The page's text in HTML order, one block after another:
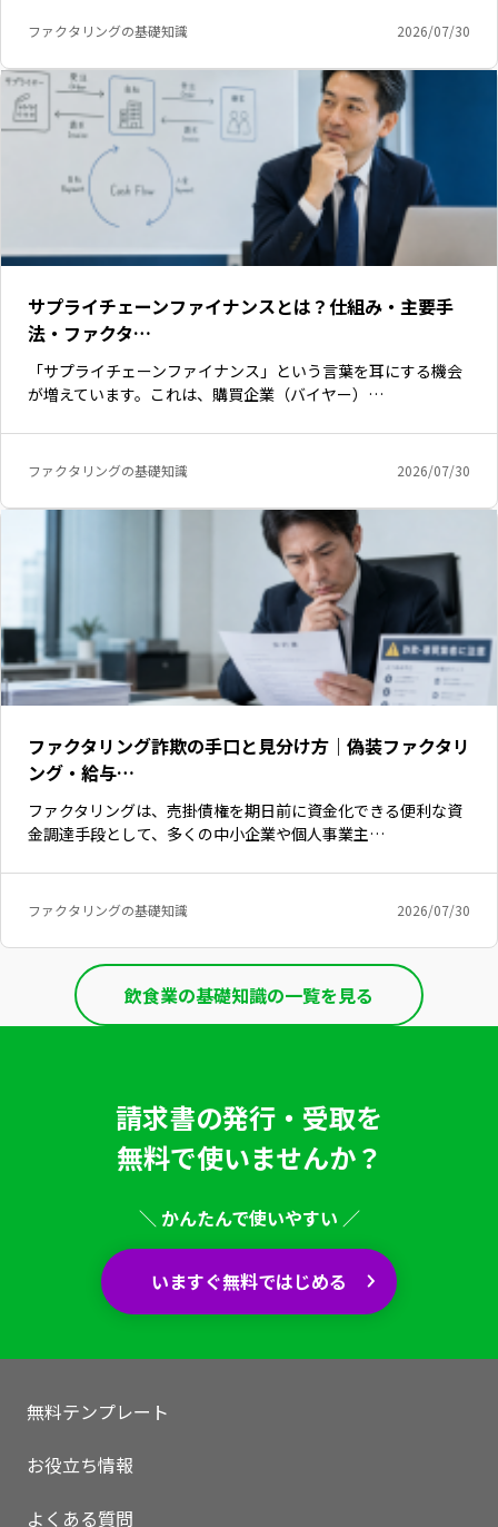
ファクタリングの基礎知識 2026/07/30
サプライチェーンファイナンスとは？仕組み・主要手
法・ファクタ…
「サプライチェーンファイナンス」という言葉を耳にする機会
が増えています。これは、購買企業（バイヤー）…
ファクタリングの基礎知識 2026/07/30
ファクタリング詐欺の手口と見分け方｜偽装ファクタリ
ング・給与…
ファクタリングは、売掛債権を期日前に資金化できる便利な資
金調達手段として、多くの中小企業や個人事業主…
ファクタリングの基礎知識 2026/07/30
飲食業の基礎知識の一覧を見る
請求書の発行・受取を
無料で使いませんか？
＼ かんたんで使いやすい ／
いますぐ無料ではじめる
無料テンプレート
お役立ち情報
よくある質問